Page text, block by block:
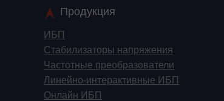
Продукция
ИБП
Стабилизаторы напряжения
Частотные преобразователи
Линейно-интерактивные ИБП
Онлайн ИБП